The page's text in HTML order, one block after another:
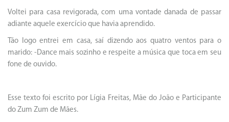
Voltei para casa revigorada, com uma vontade danada de passar
adiante aquele exercício que havia aprendido.
Tão logo entrei em casa, saí dizendo aos quatro ventos para o
marido: -Dance mais sozinho e respeite a música que toca em seu
fone de ouvido.
Esse texto foi escrito por Lígia Freitas, Mãe do João e Participante
do Zum Zum de Mães.